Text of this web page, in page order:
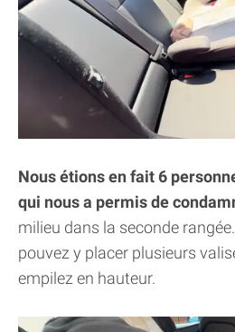
Nous étions en fait 6
qui nous a permis de
milieu dans la seconde
pouvez y placer plusieurs
empilez en hauteur.